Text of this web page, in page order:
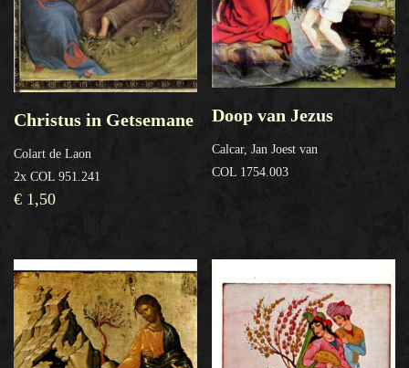
Christus in Getsemane
Colart de Laon
2x COL 951.241
€ 1,50
Doop van Jezus
Calcar, Jan Joest van
COL 1754.003